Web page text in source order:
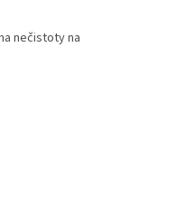
nečistoty na